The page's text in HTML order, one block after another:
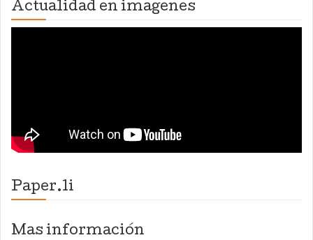
Actualidad en imagenes
Paper.li
Mas información